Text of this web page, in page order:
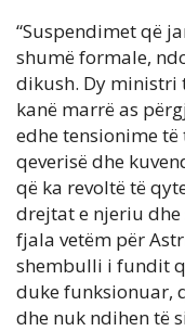
“Suspendimet që
shumë formale,
dikush. Dy ministri
kanë marrë as
edhe tensionime
qeverisë dhe
që ka revoltë të
drejtat e njeriu dhe
fjala vetëm për
shembulli i fundit
duke funksionuar,
dhe nuk ndihen të